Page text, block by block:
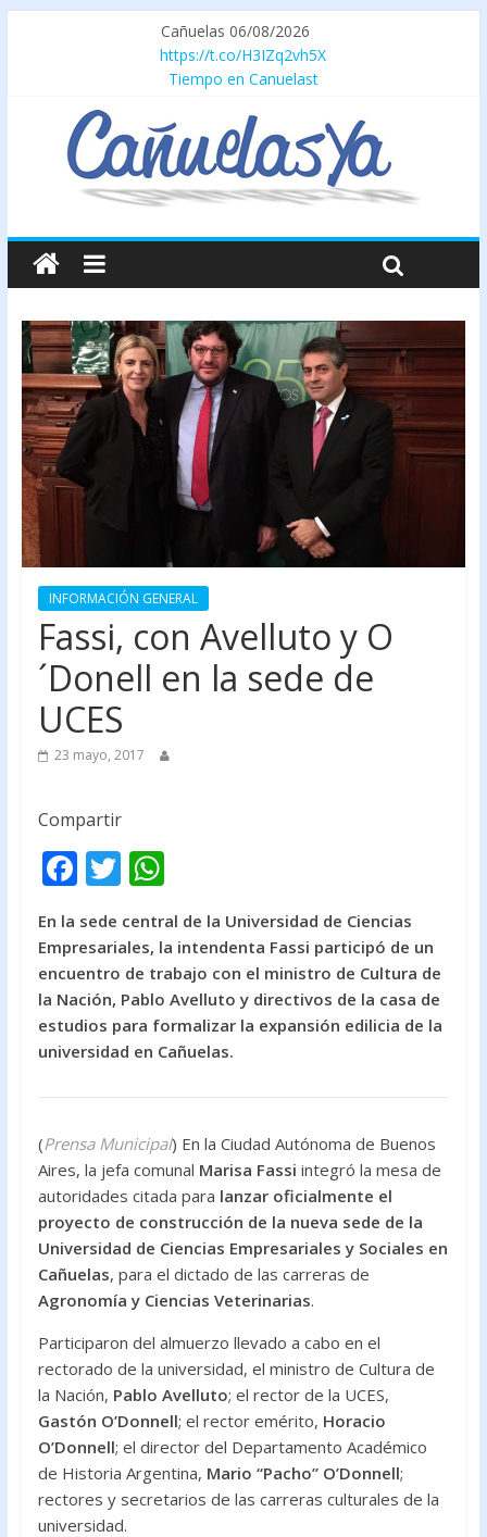
Cañuelas 06/08/2026
https://t.co/H3IZq2vh5X
Tiempo en Canuelast
INFORMACIÓN GENERAL
Fassi, con Avelluto y O
´Donell en la sede de
UCES
23 mayo, 2017
Compartir
F
ac
e
b
o
o
T
itt
er
W
h
at
s
A
p
En la sede central de la Universidad de Ciencias
Empresariales, la intendenta Fassi participó de un
encuentro de trabajo con el ministro de Cultura de
la Nación, Pablo Avelluto y directivos de la casa de
estudios para formalizar la expansión edilicia de la
universidad en Cañuelas.
(Prensa Municipal) En la Ciudad Autónoma de Buenos
Aires, la jefa comunal Marisa Fassi integró la mesa de
autoridades citada para lanzar oficialmente el
proyecto de construcción de la nueva sede de la
Universidad de Ciencias Empresariales y Sociales en
Cañuelas, para el dictado de las carreras de
Agronomía y Ciencias Veterinarias.
Participaron del almuerzo llevado a cabo en el
rectorado de la universidad, el ministro de Cultura de
la Nación, Pablo Avelluto; el rector de la UCES,
Gastón O’Donnell; el rector emérito, Horacio
O’Donnell; el director del Departamento Académico
de Historia Argentina, Mario “Pacho” O’Donnell;
rectores y secretarios de las carreras culturales de la
universidad.